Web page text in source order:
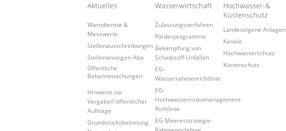
Aktuelles
Warndienste &
Messwerte
Stellenausschreibungen
Stellenanzeigen-Abo
Öffentliche
Bekanntmachungen
Hinweise zur
Vergabe// öffentlicher
Aufträge
Grundstücksbetretung
Wasserwirtschaft
Zulassungsverfahren
Förderprogramme
Bekämpfung von
Schadstoff-Unfällen
EG-
Wasserrahmenrichtlinie
EG-
Hochwasserrisikomanagement-
Richtlinie
EG-Meeresstrategie-
Rahmenrichtlinie
Hochwasser-&
Küstenschutz
Landeseigene Anlagen
Kanäle
Hochwasserschutz
Küstenschutz